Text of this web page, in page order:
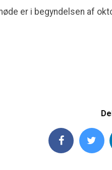
er i begyndelsen af